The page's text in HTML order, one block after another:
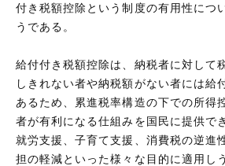
付き税額控除という制度の有用性につ
うである。
給付付き税額控除は、納税者に対して
しきれない者や納税額がない者には給
あるため、累進税率構造の下での所得
者が有利になる仕組みを国民に提供で
就労支援、子育て支援、消費税の逆進
担の軽減といった様々な目的に適用し